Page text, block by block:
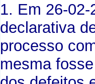
1. Em 26-
declarativa
processo
mesma